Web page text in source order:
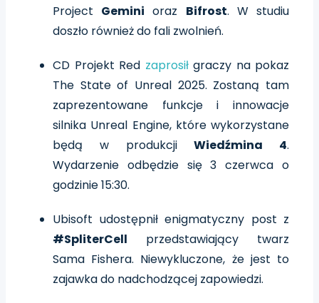
Project Gemini oraz Bifrost. W studiu
doszło również do fali zwolnień.
CD Projekt Red zaprosiłgraczy na pokaz
The State of Unreal 2025. Zostaną tam
zaprezentowane funkcje i innowacje
silnika Unreal Engine, które wykorzystane
będą w produkcjiWiedźmina 4.
Wydarzenie odbędzie się 3 czerwca o
godzinie 15:30.
Ubisoft udostępnił enigmatyczny post z
#SpliterCell przedstawiający twarz
Sama Fishera. Niewykluczone, że jest to
zajawka do nadchodzącej zapowiedzi.